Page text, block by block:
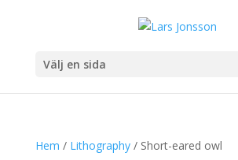
Välj en sida
Hem / Lithography/ Short-eared owl